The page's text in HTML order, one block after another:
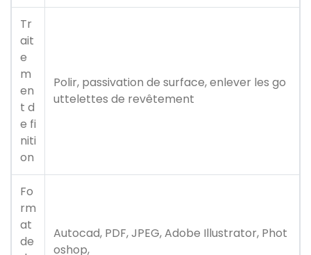
Tr
ait
e
m
en
t d
e fi
niti
on
Polir, passivation de surface, enlever les go
uttelettes de revêtement
Fo
rm
at
de
Autocad, PDF, JPEG, Adobe Illustrator, Phot
oshop,